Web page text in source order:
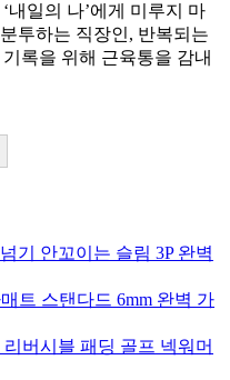
내일의 나’에게 미루지 마
투하는 직장인, 반복되는
록을 위해 근육통을 감내
기 안꼬이는 슬림 3P 완벽
트 스탠다드 6mm 완벽 가
버시블 패딩 골프 넥워머